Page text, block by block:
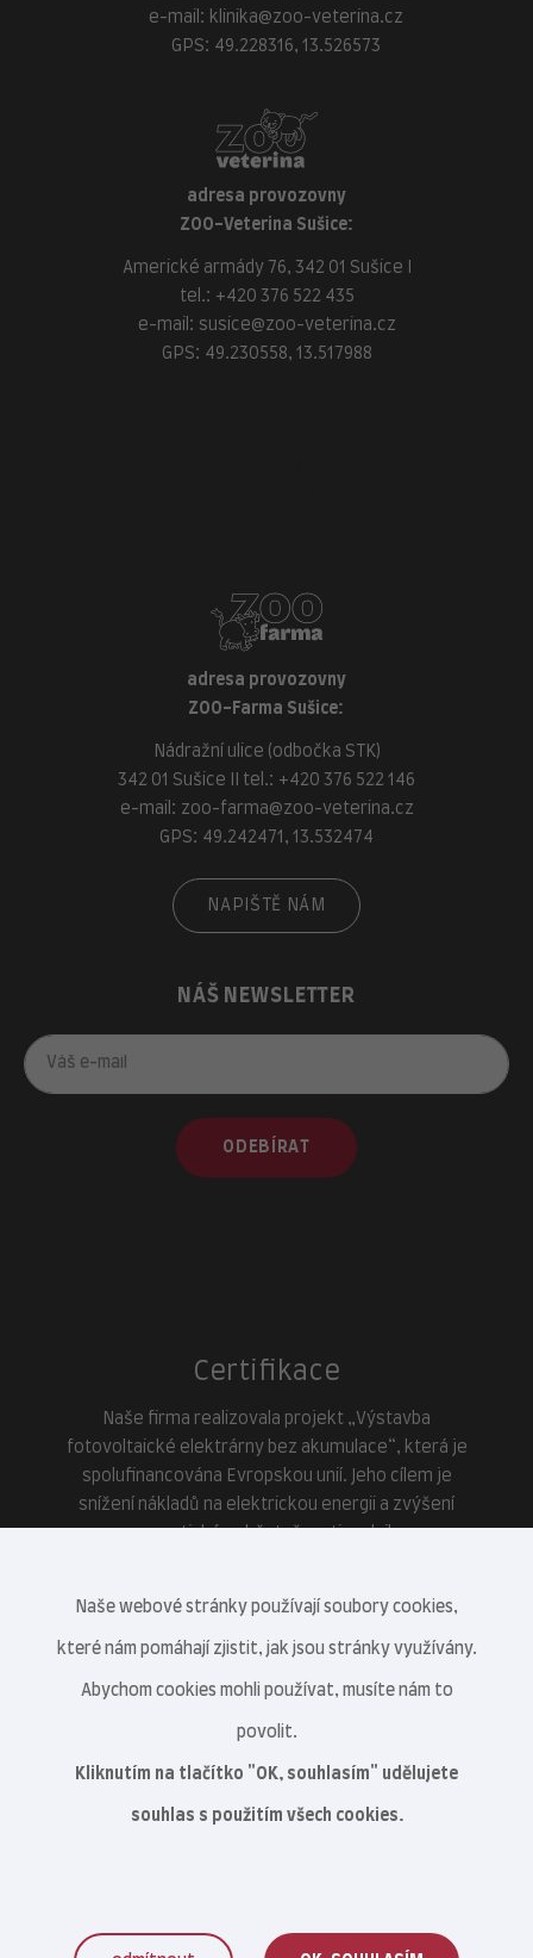
e-mail: klinika@zoo-veterina.cz
GPS: 49.228316, 13.526573
adresa provozovny
ZOO-Veterina Sušice:
Americké armády 76, 342 01 Sušice I
tel.: +420 376 522 435
e-mail: susice@zoo-veterina.cz
GPS: 49.230558, 13.517988
adresa provozovny
ZOO-Farma Sušice:
Nádražní ulice (odbočka STK)
342 01 Sušice II tel.: +420 376 522 146
e-mail: zoo-farma@zoo-veterina.cz
GPS: 49.242471, 13.532474
NAPIŠTĚ NÁM
NÁŠ NEWSLETTER
ODEBÍRAT
Certifikace
Naše firma realizovala projekt „Výstavba
fotovoltaické elektrárny bez akumulace“, která je
spolufinancována Evropskou unií. Jeho cílem je
snížení nákladů na elektrickou energii a zvýšení
Naše webové stránky používají soubory cookies,
které nám pomáhají zjistit, jak jsou stránky využívány.
Abychom cookies mohli používat, musíte nám to
povolit.
Kliknutím na tlačítko "OK, souhlasím" udělujete
souhlas s použitím všech cookies.